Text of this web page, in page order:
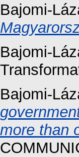
Bajomi-
Bajomi-
Bajomi-
more than